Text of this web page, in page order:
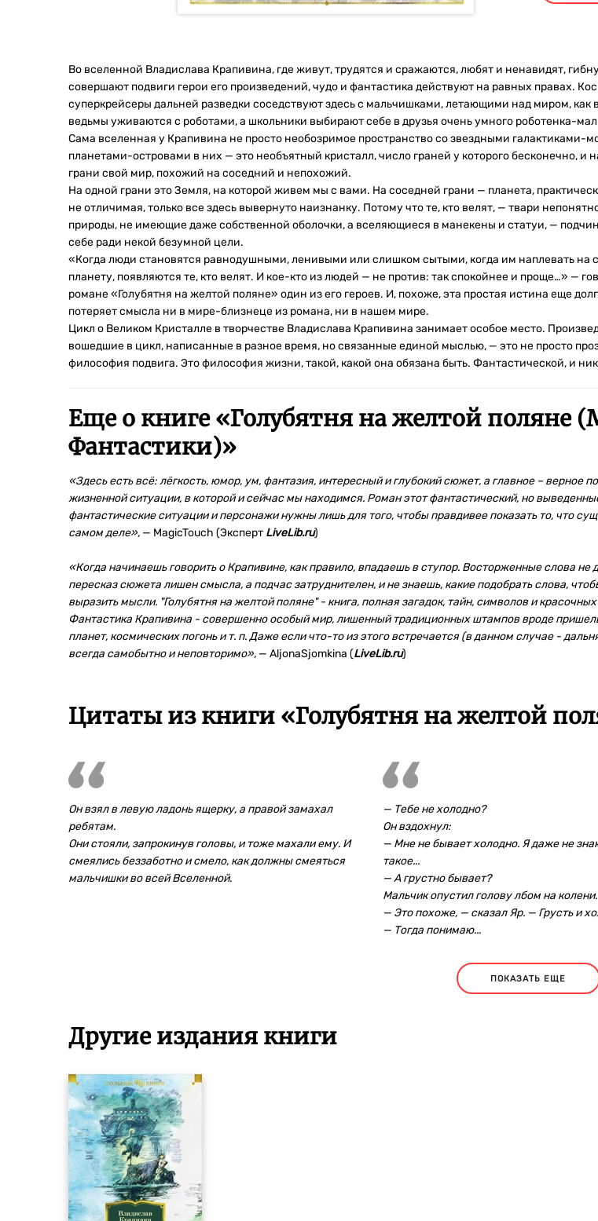
Во вселенной Владислава Крапивина, где живут, трудятся и сражаются, любят и ненавидят,
совершают подвиги герои его произведений, чудо и фантастика действуют на равных правах.
суперкрейсеры дальней разведки соседствуют здесь с мальчишками, летающими над миром, как
ведьмы уживаются с роботами, а школьники выбирают себе в друзья очень умного роботенка-
Сама вселенная у Крапивина не просто необозримое пространство со звездными галактиками-
планетами-островами в них — это необъятный кристалл, число граней у которого бесконечно, и
грани свой мир, похожий на соседний и непохожий.
На одной грани это Земля, на которой живем мы с вами. На соседней грани — планета,
не отличимая, только все здесь вывернуто наизнанку. Потому что те, кто велят, — твари
природы, не имеющие даже собственной оболочки, а вселяющиеся в манекены и статуи, —
себе ради некой безумной цели.
«Когда люди становятся равнодушными, ленивыми или слишком сытыми, когда им наплевать на
планету, появляются те, кто велят. И кое-кто из людей — не против: так спокойнее и проще…» —
романе «Голубятня на желтой поляне» один из его героев. И, похоже, эта простая истина еще
потеряет смысла ни в мире-близнеце из романа, ни в нашем мире.
Цикл о Великом Кристалле в творчестве Владислава Крапивина занимает особое место.
вошедшие в цикл, написанные в разное время, но связанные единой мыслью, — это не просто
философия подвига. Это философия жизни, такой, какой она обязана быть. Фантастической, и
Еще о книге «Голубятня на желтой поляне
Фантастики)»
«Здесь есть всё: лёгкость, юмор, ум, фантазия, интересный и глубокий сюжет, а главное – верное
жизненной ситуации, в которой и сейчас мы находимся. Роман этот фантастический, но
фантастические ситуации и персонажи нужны лишь для того, чтобы правдивее показать то, что
самом деле», — MagicTouch (Эксперт LiveLib.ru)
«Когда начинаешь говорить о Крапивине, как правило, впадаешь в ступор. Восторженные слова не
пересказ сюжета лишен смысла, а подчас затруднителен, и не знаешь, какие подобрать слова,
выразить мысли. "Голубятня на желтой поляне" - книга, полная загадок, тайн, символов и
Фантастика Крапивина - совершенно особый мир, лишенный традиционных штампов вроде
планет, космических погонь и т. п. Даже если что-то из этого встречается (в данном случае -
всегда самобытно и неповторимо», — AljonaSjomkina (LiveLib.ru)
Цитаты из книги «Голубятня на желтой
Он взял в левую ладонь ящерку, а правой замахал
ребятам.
Они стояли, запрокинув головы, и тоже махали ему. И
смеялись беззаботно и смело, как должны смеяться
мальчишки во всей Вселенной.
— Тебе не холодно?
Он вздохнул:
— Мне не бывает холодно. Я даже не
такое...
— А грустно бывает?
Мальчик опустил голову лбом на колени.
— Это похоже, — сказал Яр. — Грусть и
— Тогда понимаю...
ПОКАЗАТЬ ЕЩЕ
Другие издания книги